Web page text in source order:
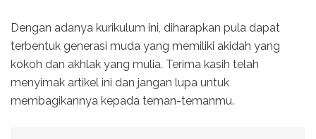
Dengan adanya kurikulum ini, diharapkan pula dapat
terbentuk generasi muda yang memiliki akidah yang
kokoh dan akhlak yang mulia. Terima kasih telah
menyimak artikel ini dan jangan lupa untuk
membagikannya kepada teman-temanmu.